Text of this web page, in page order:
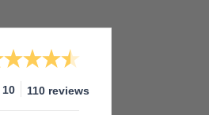
10 110 reviews